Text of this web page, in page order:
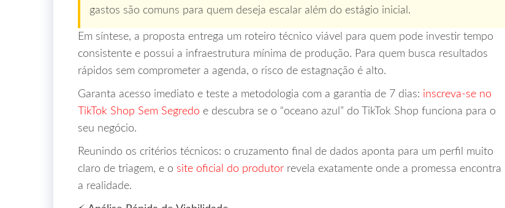
gastos são comuns para quem deseja escalar além do estágio inicial.
Em síntese, a proposta entrega um roteiro técnico viável para quem pode investir tempo
consistente e possui a infraestrutura mínima de produção. Para quem busca resultados
rápidos sem comprometer a agenda, o risco de estagnação é alto.
Garanta acesso imediato e teste a metodologia com a garantia de 7 dias: inscreva‑se no
TikTok Shop Sem Segredo e descubra se o “oceano azul” do TikTok Shop funciona para o
seu negócio.
Reunindo os critérios técnicos: o cruzamento final de dados aponta para um perfil muito
claro de triagem, e o site oficial do produtor revela exatamente onde a promessa encontra
a realidade.